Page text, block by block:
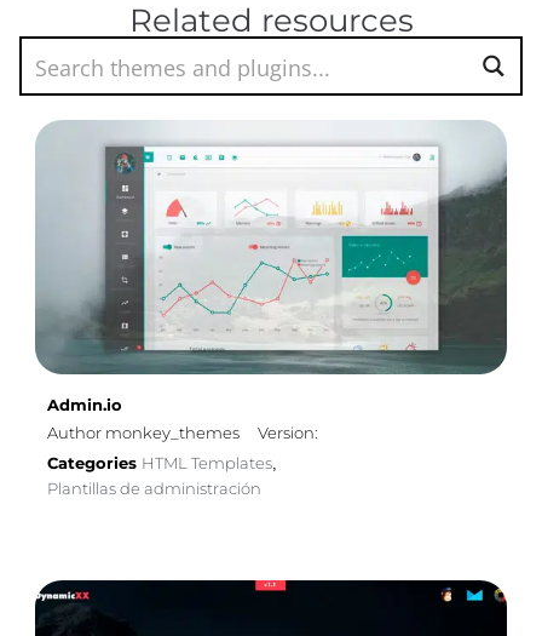
Related resources
Admin.io
Author monkey_themes
Version:
Categories HTML Templates,
Plantillas de administración